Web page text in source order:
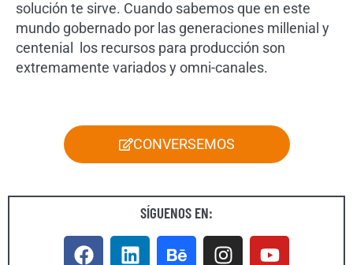
solución te sirve. Cuando sabemos que en este
mundo gobernado por las generaciones millenial y
centenial los recursos para producción son
extremamente variados y omni-canales.
CONVERSEMOS
SÍGUENOS EN: